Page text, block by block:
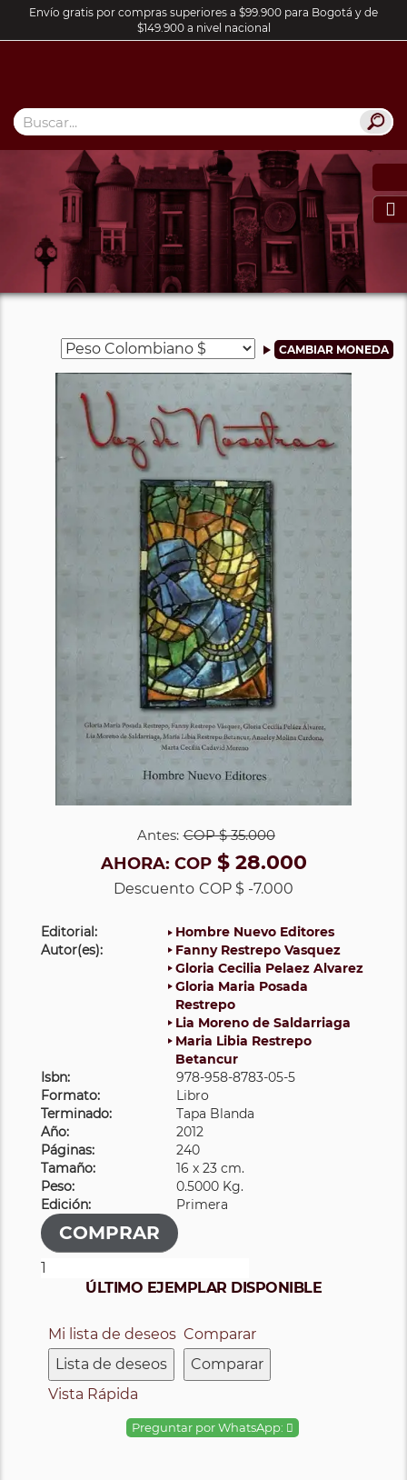
Envío gratis por compras superiores a $99.900 para Bogotá y de
$149.900 a nivel nacional

Antes: COP$ 35.000
AHORA: COP$ 28.000
Descuento COP $ -7.000
Editorial:
Hombre Nuevo Editores
Autor(es):
Fanny Restrepo Vasquez
Gloria Cecilia Pelaez Alvarez
Gloria Maria Posada
Restrepo
Lia Moreno de Saldarriaga
Maria Libia Restrepo
Betancur
Isbn:
978-958-8783-05-5
Formato:
Libro
Terminado:
Tapa Blanda
Año:
2012
Páginas:
240
Tamaño:
16 x 23 cm.
Peso:
0.5000 Kg.
Edición:
Primera
ÚLTIMO EJEMPLAR DISPONIBLE
Mi lista de deseos
Lista de deseos
Comparar
Comparar
Vista Rápida
Preguntar por WhatsApp: